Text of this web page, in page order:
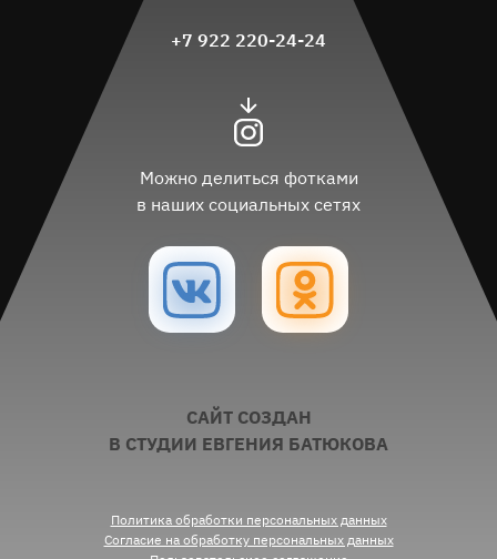
+7 922 220-24-24
Можно делиться фотками
в наших социальных сетях
САЙТ СОЗДАН
В СТУДИИ ЕВГЕНИЯ БАТЮКОВА
Политика обработки персональных данных
Согласие на обработку персональных данных